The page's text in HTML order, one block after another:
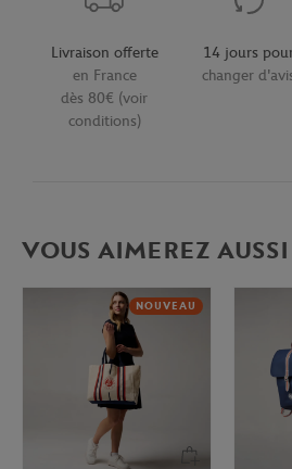
Livraison offerte
en France
dès 80€ (voir
conditions)
14 jours
changer
VOUS AIMEREZ AUSSI
NOUVEAU